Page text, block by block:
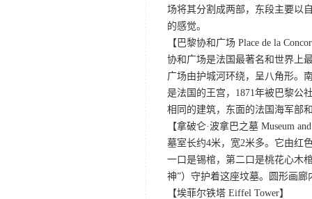
场将其分割成两部，东段主要以
的感觉。
【巴黎协和广场 Place de la
协和广场是法国最著名和世界上
广场由护城河环绕，呈八角形。
是法国的王宫，1871年被巴黎公
相同的建筑，东面的法国海军部
【拿破仑·波拿巴之墓 Museum
墓室长约4米，宽2米多。它由红
一口是锡棺，第二口是桃花心木
神”）守护着这座坟墓。圆形画
【埃菲尔铁塔 Eiffel Tower】